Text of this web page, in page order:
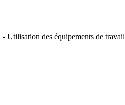
Utilisation des équipements de travail